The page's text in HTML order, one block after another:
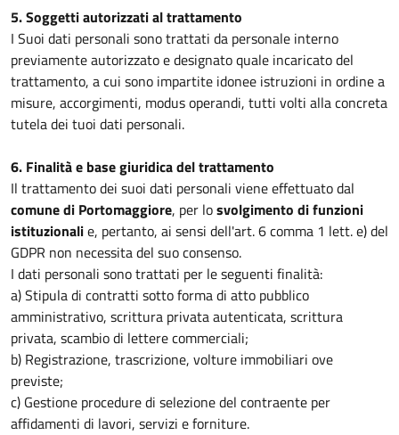
5. Soggetti autorizzati al trattamento
I Suoi dati personali sono trattati da personale interno
previamente autorizzato e designato quale incaricato del
trattamento, a cui sono impartite idonee istruzioni in ordine a
misure, accorgimenti, modus operandi, tutti volti alla concreta
tutela dei tuoi dati personali.
6. Finalità e base giuridica del trattamento
Il trattamento dei suoi dati personali viene effettuato dal
comune di Portomaggiore, per losvolgimento di funzioni
istituzionalie, pertanto, ai sensi dell'art. 6 comma 1 lett. e) del
GDPR non necessita del suo consenso.
I dati personali sono trattati per le seguenti finalità:
a) Stipula di contratti sotto forma di atto pubblico
amministrativo, scrittura privata autenticata, scrittura
privata, scambio di lettere commerciali;
b) Registrazione, trascrizione, volture immobiliari ove
previste;
c) Gestione procedure di selezione del contraente per
affidamenti di lavori, servizi e forniture.